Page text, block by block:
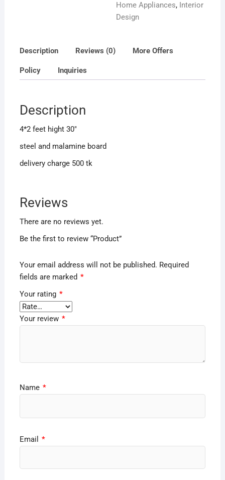
Home Appliances, Interior
Design
Description Reviews (0) More Offers
Policy Inquiries
Description
4*2 feet hight 30″
steel and malamine board
delivery charge 500 tk
Reviews
There are no reviews yet.
Be the first to review “Product”
Your email address will not be published. Required
fields are marked *
Your rating *
Your review *
Name *
Email *